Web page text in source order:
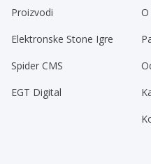
Proizvodi
Elektronske Stone Igre
Spider CMS
EGT Digital